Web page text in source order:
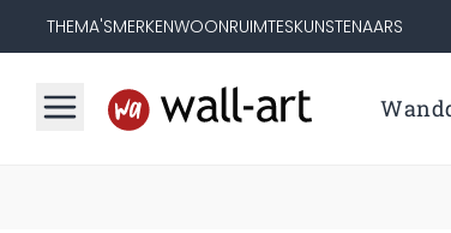
THEMA'SMERKENWOONRUIMTESKUNSTENAARS